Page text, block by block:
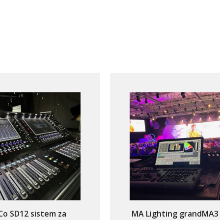
SD12 sistem za MA Lighting grandMA3